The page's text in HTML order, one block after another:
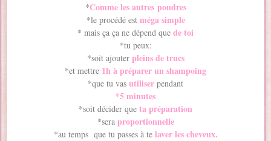
*Comme les autres poudres
*le procédé est méga simple
* mais ça ça ne dépend que de toi
*tu peux:
*soit ajouter pleins de trucs
*et mettre 1h à préparer un shampoing
*que tu vas utiliser pendant
*5 minutes
*soit décider que ta préparation
*sera proportionnelle
*au temps que tu passes à te laver les cheveux.